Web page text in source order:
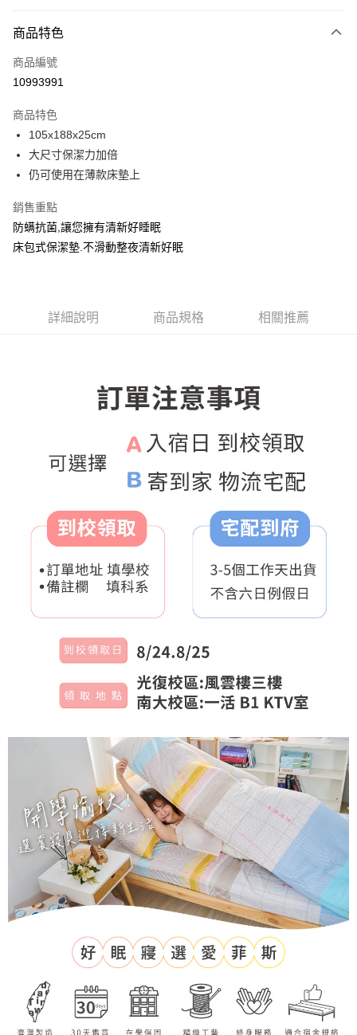
信用卡一次付款
LINE Pay
街口支付
悠遊付
運送方式
物流宅配
商品特色
商品編號
10993991
商品特色
105x188x25cm
大尺寸保潔力加倍
仍可使用在薄款床墊上
銷售重點
防螨抗菌,讓您擁有清新好睡眠
床包式保潔墊.不滑動整夜清新好眠
詳細說明 商品規格 相關推薦